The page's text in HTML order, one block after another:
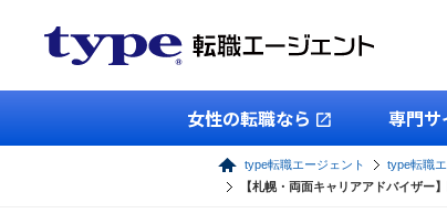
女性の転職なら 専門サ
type転職エージェント type転職
【札幌・両面キャリアアドバイザー